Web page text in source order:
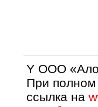
Y OOO
При полном
ссылка на